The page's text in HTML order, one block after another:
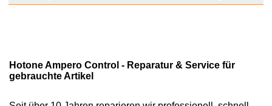
Hotone Ampero Control - Reparatur & Service für
gebrauchte Artikel